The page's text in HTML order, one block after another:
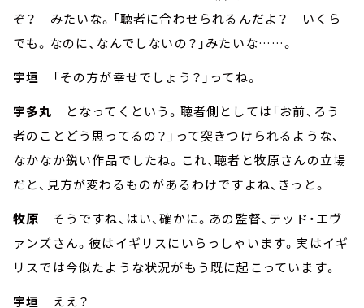
ぞ？ みたいな。「聴者に合わせられるんだよ？ いくら
でも。なのに、なんでしないの？」みたいな……。
宇垣
「その方が幸せでしょう？」ってね。
宇多丸 となってくという。聴者側としては「お前、ろう
者のことどう思ってるの？」って突きつけられるような、
なかなか鋭い作品でしたね。これ、聴者と牧原さんの立場
だと、見方が変わるものがあるわけですよね、きっと。
牧原 そうですね、はい、確かに。あの監督、テッド・エヴ
ァンズさん。彼はイギリスにいらっしゃいます。実はイギ
リスでは今似たような状況がもう既に起こっています。
宇垣
ええ？